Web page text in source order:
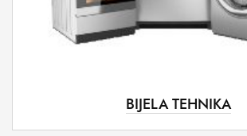
BIJELA TEHNIKA